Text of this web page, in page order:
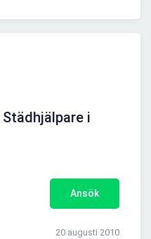
i
Ansök
20 augusti 2010